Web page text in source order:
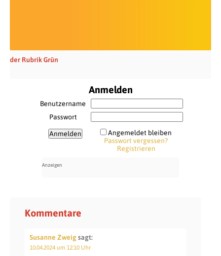
der Rubrik Grün
Anmelden
Benutzername
Passwort
Angemeldet bleiben
Passwort vergessen?
Registrieren
Kommentare
Susanne Zweigsagt:
10.04.2024 um 12:10 Uhr